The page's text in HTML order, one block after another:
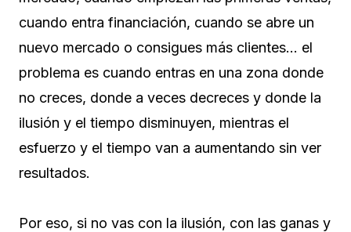
cuando entra financiación, cuando se abre un
nuevo mercado o consigues más clientes… el
problema es cuando entras en una zona donde
no creces, donde a veces decreces y donde la
ilusión y el tiempo disminuyen, mientras el
esfuerzo y el tiempo van a aumentando sin ver
resultados.
Por eso, si no vas con la ilusión, con las ganas y